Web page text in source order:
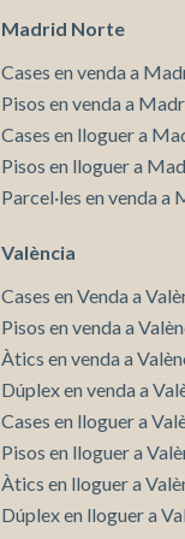
Madrid Norte
Cases en venda a
Pisos en venda a
Cases en lloguer a
Pisos en lloguer a
Parcel·les en venda
València
Cases en Venda a
Pisos en venda a
Àtics en venda a
Dúplex en venda a
Cases en lloguer a
Pisos en lloguer a
Àtics en lloguer a
Dúplex en lloguer a